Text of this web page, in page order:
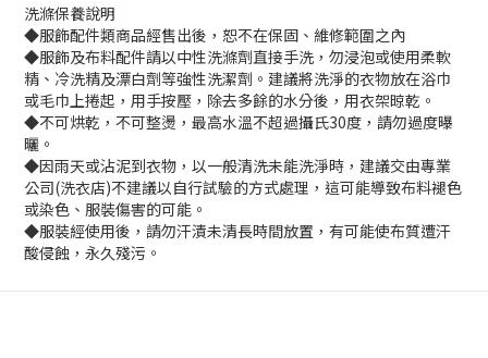
洗滌保養說明
◆服飾配件類商品經售出後，恕不在保固、維修範圍之內
◆服飾及布料配件請以中性洗滌劑直接手洗，勿浸泡或使用柔軟
精、冷洗精及漂白劑等強性洗潔劑。建議將洗淨的衣物放在浴巾
或毛巾上捲起，用手按壓，除去多餘的水分後，用衣架晾乾。
◆不可烘乾，不可整燙，最高水溫不超過攝氏30度，請勿過度曝
曬。
◆因雨天或沾泥到衣物，以一般清洗未能洗淨時，建議交由專業
公司(洗衣店)不建議以自行試驗的方式處理，這可能導致布料褪色
或染色、服裝傷害的可能。
◆服裝經使用後，請勿汗漬未清長時間放置，有可能使布質遭汗
酸侵蝕，永久殘污。